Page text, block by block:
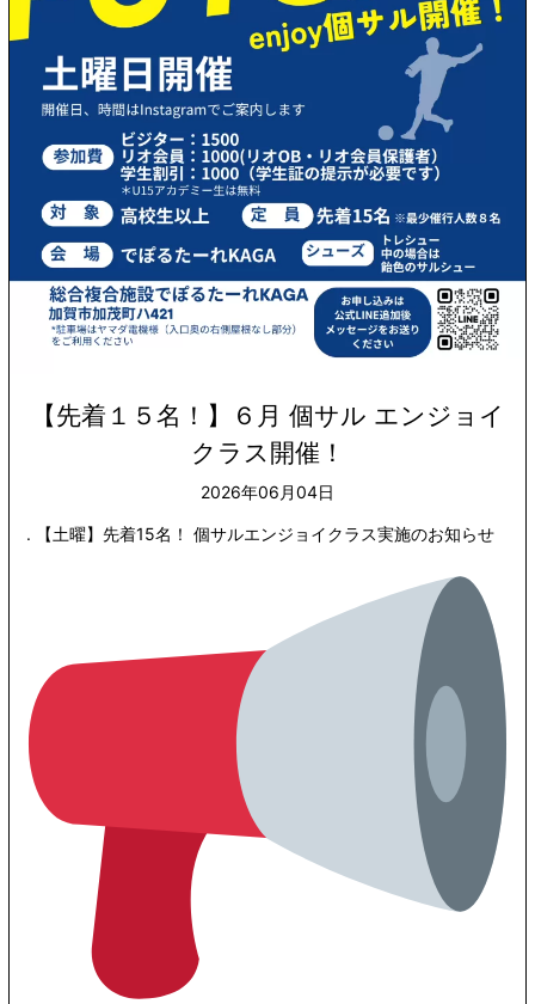
【先着１５名！】６月 個サル エンジョイ
クラス開催！
2026年06月04日
. 【土曜】先着15名！ 個サルエンジョイクラス実施のお知らせ